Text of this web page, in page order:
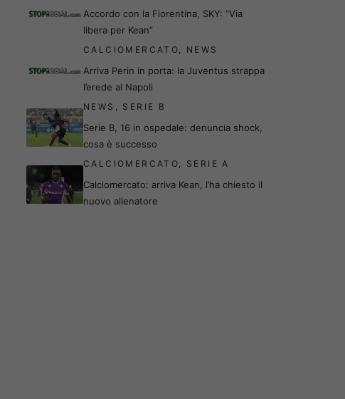
Accordo con la Fiorentina, SKY: “Via
libera per Kean”
CALCIOMERCATO, NEWS
Arriva Perin in porta: la Juventus strappa
l’erede al Napoli
NEWS , SERIE B
Serie B, 16 in ospedale: denuncia shock,
cosa è successo
CALCIOMERCATO, SERIE A
Calciomercato: arriva Kean, l’ha chiesto il
nuovo allenatore